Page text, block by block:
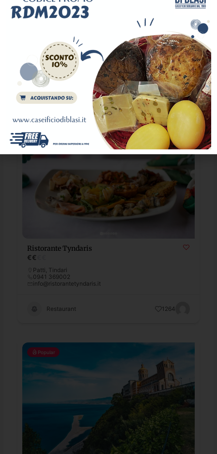
Trattoria Pane e Vino
330 559 933
no_mail@miss.it
Restaurant 4693
Popular
Ristorante Tyndaris
€€
Patti Tindari
0941 369002
info@ristorantetyndaris.it
Restaurant 1264
Popular